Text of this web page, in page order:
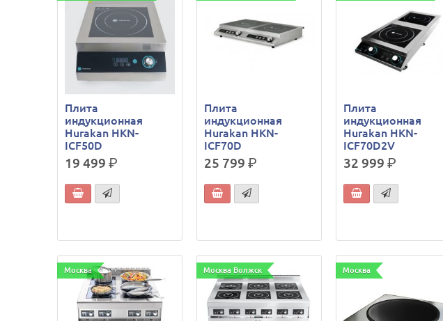
Плита
индукционная
Hurakan HKN-
ICF50D
19 499р.
Плита
индукционная
Hurakan HKN-
ICF70D
25 799р.
Плита
индукционная
Hurakan HKN-
ICF70D2V
32 999р.
Москва Москва Волжск Москва